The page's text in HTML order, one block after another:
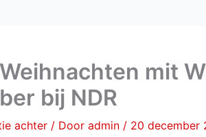
mit
bij NDR
achter / Door admin / 20 december